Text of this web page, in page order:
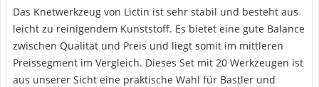
Das Knetwerkzeug von Lictin ist sehr stabil und besteht aus
leicht zu reinigendem Kunststoff. Es bietet eine gute Balance
zwischen Qualität und Preis und liegt somit im mittleren
Preissegment im Vergleich. Dieses Set mit 20 Werkzeugen ist
aus unserer Sicht eine praktische Wahl für Bastler und